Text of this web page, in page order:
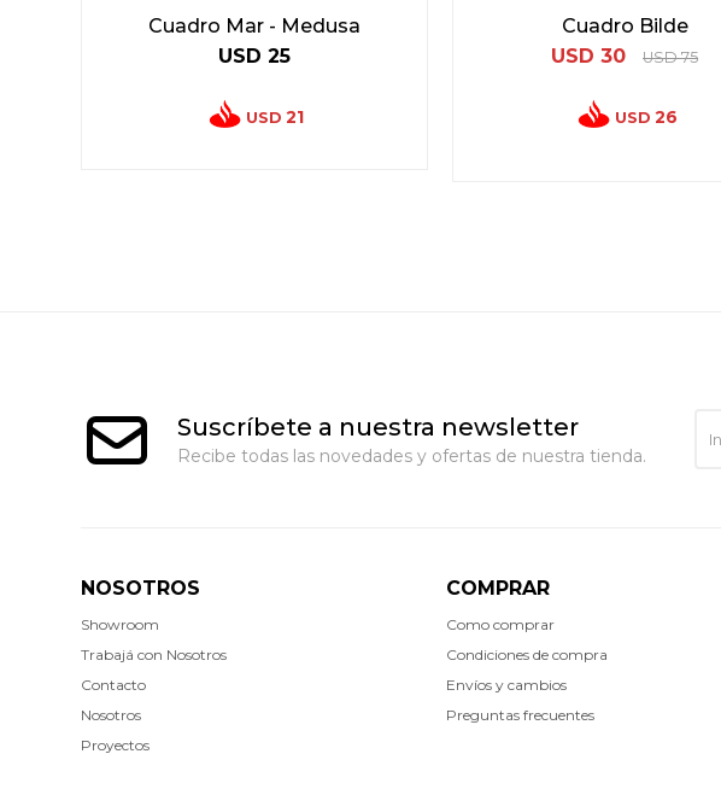
Cuadro Mar - Medusa
USD 25
USD 21
Cuadro Bilde
USD 30 USD 75
USD 26
Suscríbete a nuestra newsletter
Recibe todas las novedades y ofertas de nuestra tienda.
NOSOTROS
Showroom
Trabajá con Nosotros
Contacto
Nosotros
Proyectos
COMPRAR
Como comprar
Condiciones de compra
Envíos y cambios
Preguntas frecuentes